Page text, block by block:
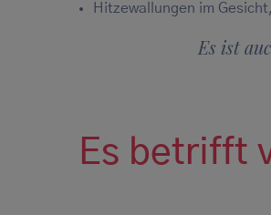
Hitzewallungen im
Es ist
Es betrifft